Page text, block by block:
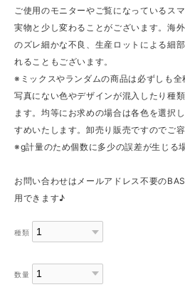
ご使用のモニターやご覧になっているス
実物と少し変わることがございます。海
のズレ細かな不良、生産ロットによる細
れることもございます。
※ミックスやランダムの商品は必ずしも全
写真にない色やデザインが混入したり種
ます。均等にお求めの場合は各色を選択
すめいたします。卸売り販売ですのでご容
※g計量のため個数に多少の誤差が生じる
お問い合わせはメールアドレス不要の
用できます♪
種類
数量